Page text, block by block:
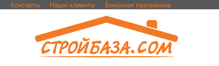
Контакты Наши клиенты Бонусная программа